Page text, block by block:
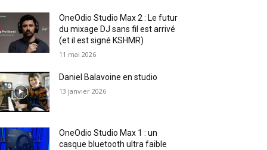
OneOdio Studio Max 2 : Le futur
du mixage DJ sans fil est arrivé
(et il est signé KSHMR)
11 mai 2026
Daniel Balavoine en studio
13 janvier 2026
OneOdio Studio Max 1 : un
casque bluetooth ultra faible